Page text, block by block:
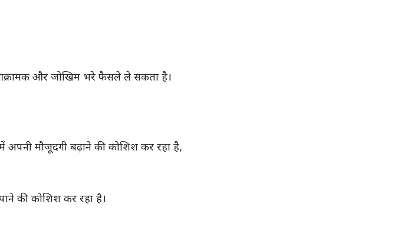
और जोखिम भरे फैसले ले सकता है।
में अपनी मौजूदगी बढ़ाने की कोशिश कर रहा है,
की कोशिश कर रहा है।